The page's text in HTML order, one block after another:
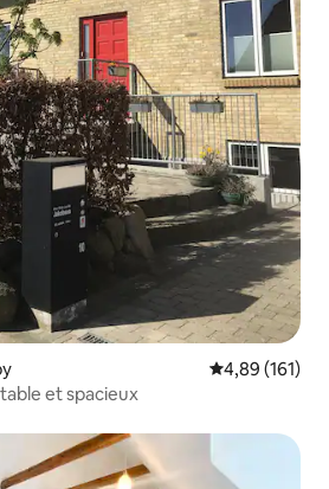
Note
4,89 (161)
et spacieux